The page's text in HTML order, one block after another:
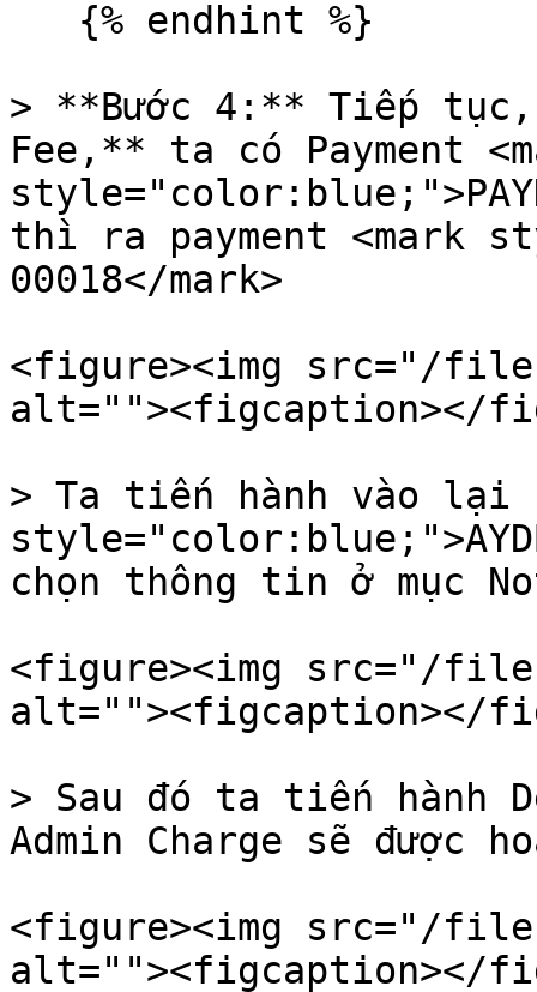
> **Bước 4:** Tiếp
Fee,** ta có Payment
thì ra payment <mark
00018</mark>
<figure><img src="/
alt=""><figcaption></
> Ta tiến hành vào lại
chọn thông tin ở mục
<figure><img src="/files/
alt=""><figcaption></
> Sau đó ta tiến hành
Admin Charge sẽ được
<figure><img src="/files/
alt=""><figcaption></